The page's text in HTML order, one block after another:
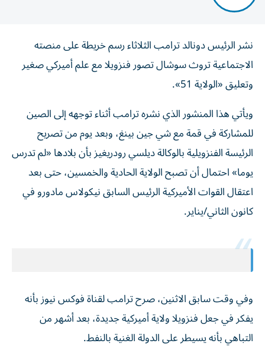
نشر الرئيس دونالد ترامب الثلاثاء رسم خريطة على منصته
الاجتماعية تروث سوشال تصور فنزويلا مع علم أميركي صغير
وتعليق «الولاية 51».
ويأتي هذا المنشور الذي نشره ترامب أثناء توجهه إلى الصين
للمشاركة في قمة مع شي جين بينغ، وبعد يوم من تصريح
الرئيسة الفنزويلية بالوكالة ديلسي رودريغيز بأن بلادها «لم تدرس
يوما» احتمال أن تصبح الولاية الحادية والخمسين، حتى بعد
اعتقال القوات الأميركية الرئيس السابق نيكولاس مادورو في
كانون الثاني/يناير.
وفي وقت سابق الاثنين، صرح ترامب لقناة فوكس نيوز بأنه
يفكر في جعل فنزويلا ولاية أميركية جديدة، بعد أشهر من
التباهي بأنه يسيطر على الدولة الغنية بالنفط.